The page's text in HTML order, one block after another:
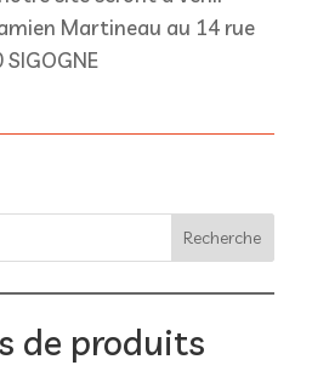
Martineau au 14 rue
Recherche
de produits